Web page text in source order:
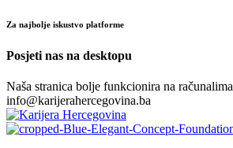
Za najbolje iskustvo platforme
Posjeti nas na desktopu
Naša stranica bolje funkcionira na
info@karijerahercegovina.ba